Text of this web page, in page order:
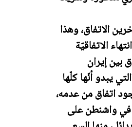
الاتفاق، وهذا
الاتفاقيّة
الاتفاق بين إيران
يبدو أنّها كلّها
اتفاق من عدمه،
في واشنطن على